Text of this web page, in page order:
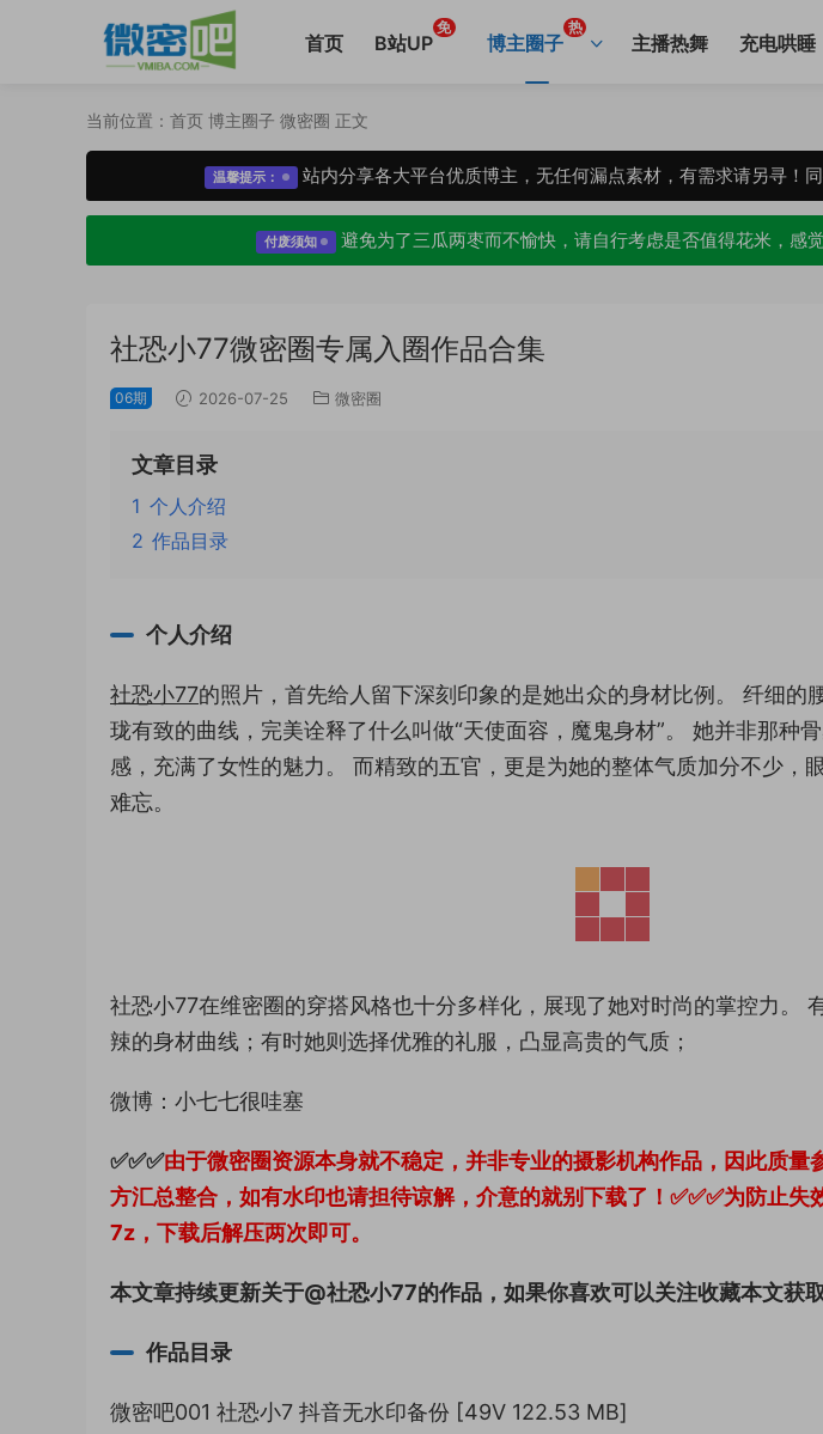
首页 B站UP
免
博主圈子
热
主播热舞 充电哄睡
当前位置： 首页 博主圈子 微密圈 正文
温馨提示： 站内分享各大平台优质博主，无任何漏点素材，有需求请另寻！
付废须知 避免为了三瓜两枣而不愉快，请自行考虑是否值得花米，感
社恐小77微密圈专属入圈作品合集
06期 2026-07-25 微密圈
文章目录
1 个人介绍
2 作品目录
个人介绍
社恐小77的照片，首先给人留下深刻印象的是她出众的身材比例。 纤细的
珑有致的曲线，完美诠释了什么叫做“天使面容，魔鬼身材”。 她并非那种
感，充满了女性的魅力。 而精致的五官，更是为她的整体气质加分不少，
难忘。
社恐小77在维密圈的穿搭风格也十分多样化，展现了她对时尚的掌控力。
辣的身材曲线；有时她则选择优雅的礼服，凸显高贵的气质；
微博：小七七很哇塞
✅✅✅由于微密圈资源本身就不稳定，并非专业的摄影机构作品，因此质量
方汇总整合，如有水印也请担待谅解，介意的就别下载了！✅✅✅为防止
7z，下载后解压两次即可。
本文章持续更新关于@社恐小77的作品，如果你喜欢可以关注收藏本文获
作品目录
微密吧001 社恐小7 抖音无水印备份 [49V 122.53 MB]